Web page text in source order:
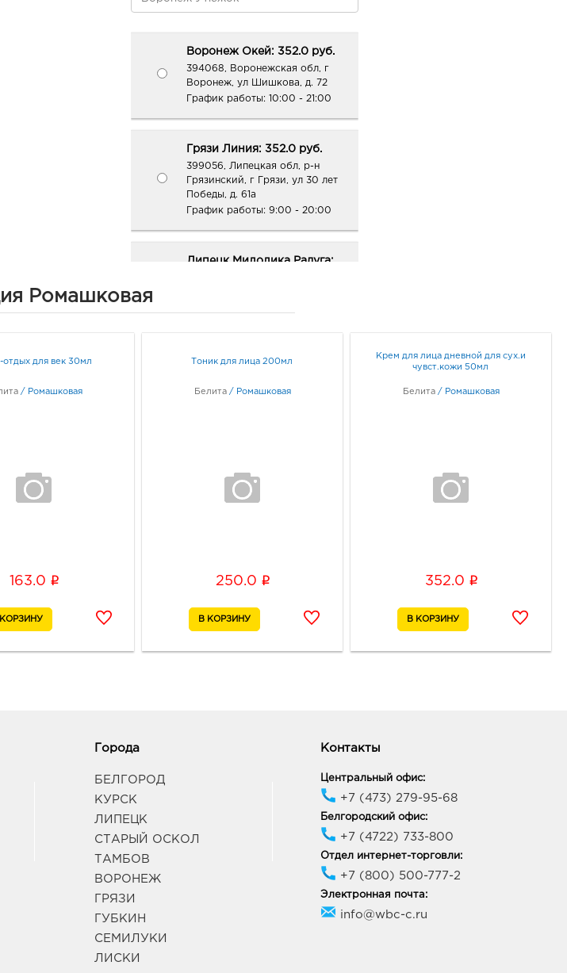
Воронеж Окей: 352.0 руб.
394068, Воронежская обл, г
Воронеж, ул Шишкова, д. 72
График работы: 10:00 - 21:00
Грязи Линия: 352.0 руб.
399056, Липецкая обл, р-н
Грязинский, г Грязи, ул 30 лет
Победы, д. 61а
График работы: 9:00 - 20:00
Липецк Милолика Радуга:
руб.
Липецк Л Сити: 352.0 руб.
Ст.Оскол Линия: 352.0 руб.
Старый Оскол, мкр Лесной, д. 1
График работы:
Ромашковая
отдых для век 30мл
/ Ромашковая
163.0 i
Тоник для лица 200мл
Белита / Ромашковая
250.0 i
Крем для лица дневной для сух.и
чувст.кожи 50мл
Белита / Ромашковая
352.0 i
Города
БЕЛГОРОД
КУРСК
ЛИПЕЦК
СТАРЫЙ ОСКОЛ
ТАМБОВ
ВОРОНЕЖ
ГРЯЗИ
ГУБКИН
СЕМИЛУКИ
ЛИСКИ
Контакты
Центральный офис:
+7 (473) 279-95-68
Белгородский офис:
+7 (4722) 733-800
Отдел интернет-торговли:
+7 (800) 500-777-2
Электронная почта:
info@wbc-c.ru